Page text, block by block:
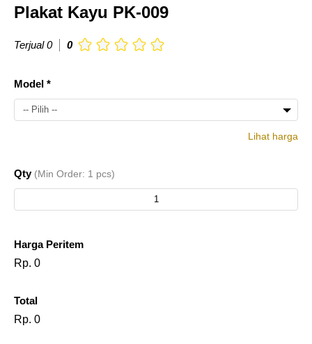
Plakat Kayu PK-009
Terjual 0 0
Model *
-- Pilih --
Lihat harga
009
pcs
60.500
PK-
> 6
Rp.
Qty (Min Order: 1 pcs)
Harga Peritem
Rp. 0
Total
Rp. 0